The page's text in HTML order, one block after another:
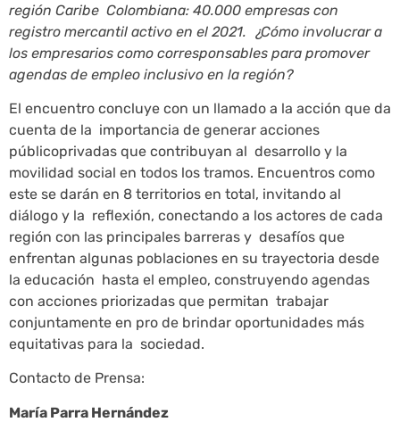
región Caribe Colombiana: 40.000 empresas con
registro mercantil activo en el 2021. ¿Cómo involucrar a
los empresarios como corresponsables para promover
agendas de empleo inclusivo en la región?
El encuentro concluye con un llamado a la acción que da
cuenta de la importancia de generar acciones
públicoprivadas que contribuyan al desarrollo y la
movilidad social en todos los tramos. Encuentros como
este se darán en 8 territorios en total, invitando al
diálogo y la reflexión, conectando a los actores de cada
región con las principales barreras y desafíos que
enfrentan algunas poblaciones en su trayectoria desde
la educación hasta el empleo, construyendo agendas
con acciones priorizadas que permitan trabajar
conjuntamente en pro de brindar oportunidades más
equitativas para la sociedad.
Contacto de Prensa:
María Parra Hernández